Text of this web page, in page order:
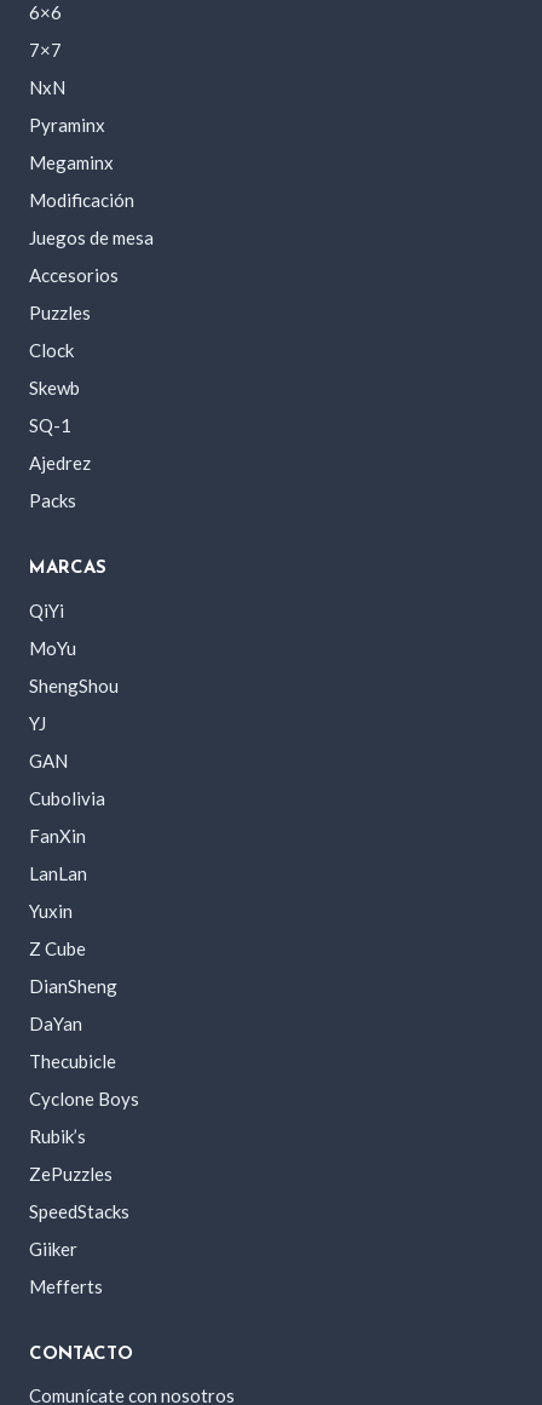
6×6
7×7
NxN
Pyraminx
Megaminx
Modificación
Juegos de mesa
Accesorios
Puzzles
Clock
Skewb
SQ-1
Ajedrez
Packs
MARCAS
QiYi
MoYu
ShengShou
YJ
GAN
Cubolivia
FanXin
LanLan
Yuxin
Z Cube
DianSheng
DaYan
Thecubicle
Cyclone Boys
Rubik’s
ZePuzzles
SpeedStacks
Giiker
Mefferts
CONTACTO
Comunícate con nosotros